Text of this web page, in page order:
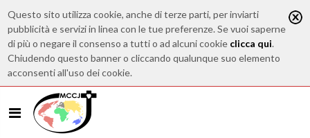
Questo sito utilizza cookie, anche di terze parti, per inviarti
pubblicità e servizi in linea con le tue preferenze. Se vuoi saperne
di più o negare il consenso a tutti o ad alcuni cookie clicca qui.
Chiudendo questo banner o cliccando qualunque suo elemento
acconsenti all'uso dei cookie.